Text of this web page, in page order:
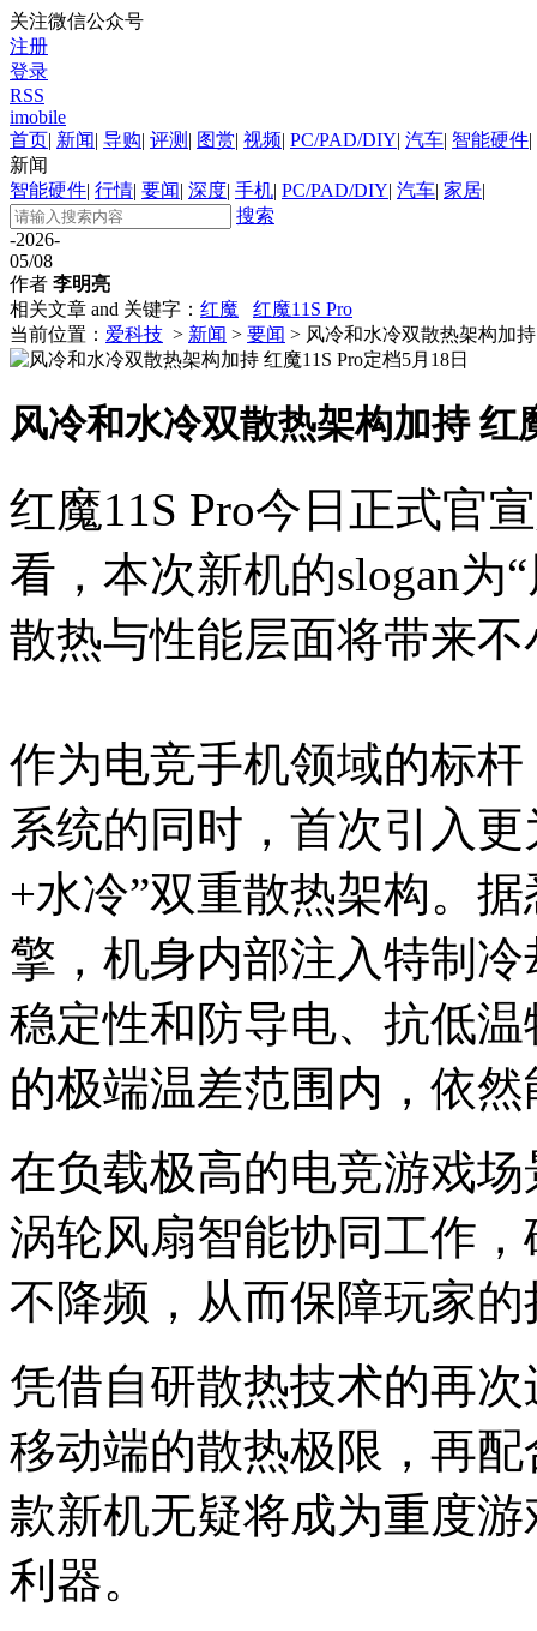
关注微信公众号
注册
登录
RSS
imobile
首页| 新闻| 导购| 评测 | 图赏| 视频| PC/PAD/DIY| 汽车| 智能硬件|
新闻
智能硬件| 行情| 要闻| 深度| 手机| PC/PAD/DIY| 汽车| 家居|
搜索
-2026-
05/08
作者 李明亮
相关文章 and 关键字： 红魔
红魔11S Pro
当前位置： 爱科技 > 新闻 > 要闻 > 风冷和水冷双散热架构加
风冷和水冷双散热架构加持 红
红魔11S Pro今日正式官
看，本次新机的slogan为
散热与性能层面将带来
作为电竞手机领域的标
系统的同时，首次引入
+水冷”双重散热架构。
擎，机身内部注入特制
稳定性和防导电、抗低
的极端温差范围内，依
在负载极高的电竞游戏
涡轮风扇智能协同工作
不降频，从而保障玩家
凭借自研散热技术的再
移动端的散热极限，再
款新机无疑将成为重度
利器。